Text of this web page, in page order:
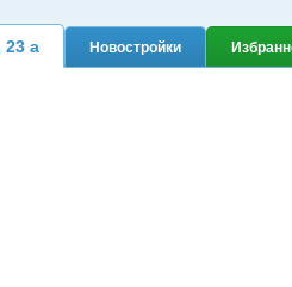
23 а Новостройки